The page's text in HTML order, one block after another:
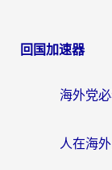
回国加速器